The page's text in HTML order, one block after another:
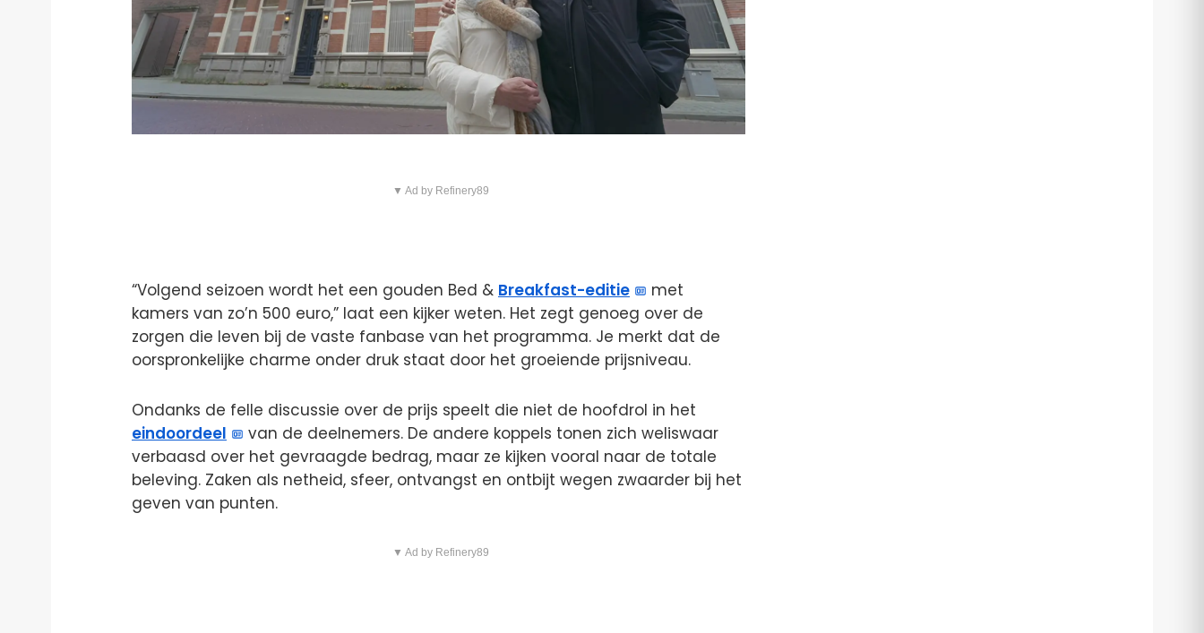
▼ Ad by Refinery89
“Volgend seizoen wordt het een gouden Bed & Breakfast-editie
met
kamers van zo’n 500 euro,” laat een kijker weten. Het zegt genoeg over de
zorgen die leven bij de vaste fanbase van het programma. Je merkt dat de
oorspronkelijke charme onder druk staat door het groeiende prijsniveau.
Ondanks de felle discussie over de prijs speelt die niet de hoofdrol in het
eindoordeel
van de deelnemers. De andere koppels tonen zich weliswaar
verbaasd over het gevraagde bedrag, maar ze kijken vooral naar de totale
beleving. Zaken als netheid, sfeer, ontvangst en ontbijt wegen zwaarder bij het
geven van punten.
▼ Ad by Refinery89